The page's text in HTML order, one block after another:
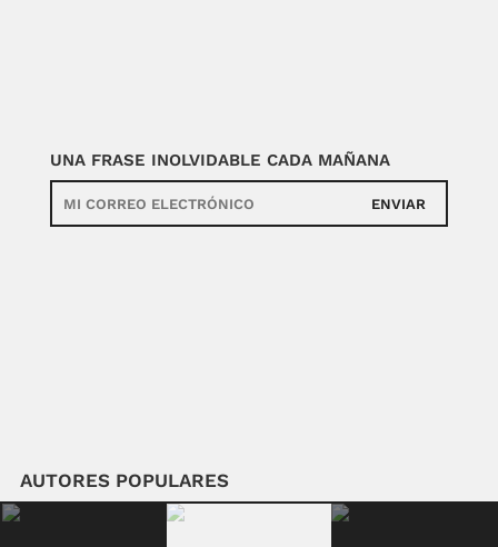
UNA FRASE INOLVIDABLE CADA MAÑANA
ENVIAR
AUTORES POPULARES